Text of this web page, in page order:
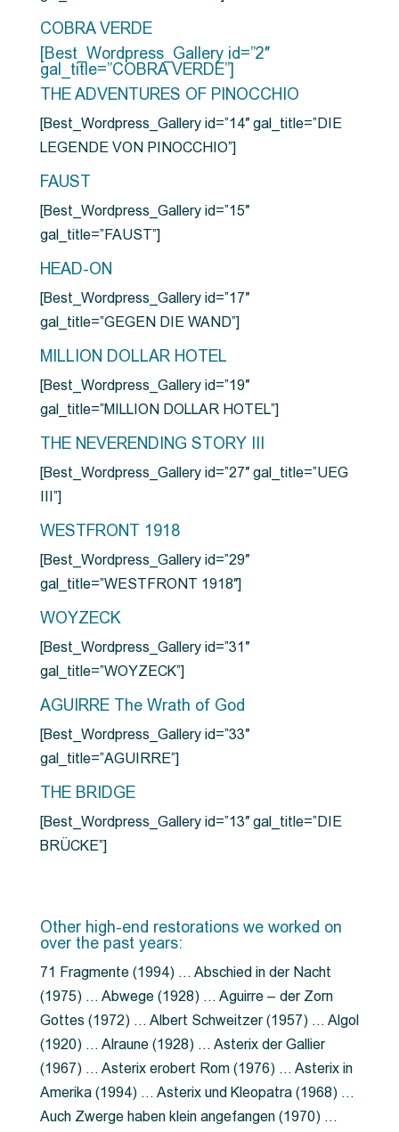
COBRA VERDE
[Best_Wordpress_Gallery id=”2″
gal_title=”COBRA VERDE”]
THE ADVENTURES OF PINOCCHIO
[Best_Wordpress_Gallery id=”14″ gal_title=”DIE
LEGENDE VON PINOCCHIO”]
FAUST
[Best_Wordpress_Gallery id=”15″
gal_title=”FAUST”]
HEAD-ON
[Best_Wordpress_Gallery id=”17″
gal_title=”GEGEN DIE WAND”]
MILLION DOLLAR HOTEL
[Best_Wordpress_Gallery id=”19″
gal_title=”MILLION DOLLAR HOTEL”]
THE NEVERENDING STORY III
[Best_Wordpress_Gallery id=”27″ gal_title=”UEG
III”]
WESTFRONT 1918
[Best_Wordpress_Gallery id=”29″
gal_title=”WESTFRONT 1918″]
WOYZECK
[Best_Wordpress_Gallery id=”31″
gal_title=”WOYZECK”]
AGUIRRE The Wrath of God
[Best_Wordpress_Gallery id=”33″
gal_title=”AGUIRRE”]
THE BRIDGE
[Best_Wordpress_Gallery id=”13″ gal_title=”DIE
BRÜCKE”]
Other high-end restorations we worked on
over the past years:
71 Fragmente (1994) … Abschied in der Nacht
(1975) … Abwege (1928) … Aguirre – der Zorn
Gottes (1972) … Albert Schweitzer (1957) … Algol
(1920) … Alraune (1928) … Asterix der Gallier
(1967) … Asterix erobert Rom (1976) … Asterix in
Amerika (1994) … Asterix und Kleopatra (1968) …
Auch Zwerge haben klein angefangen (1970) …